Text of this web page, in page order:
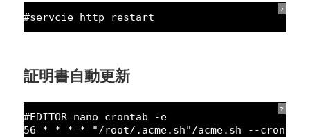
?
#servcie http restart
証明書自動更新
?
#EDITOR=nano crontab -e
56
* * * * "/root/.acme.sh"/acme.sh --cron --